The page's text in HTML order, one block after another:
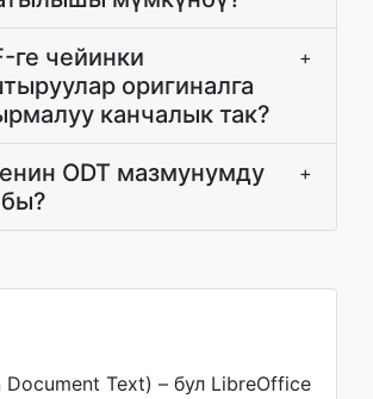
ге чейинки
оригиналга
канчалык так?
+
ODT мазмунумду
+
Document Text) – бул LibreOffice